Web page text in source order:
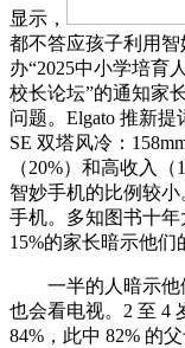
显示，
都不答应孩子利用
办“2025中小学培育
校长论坛”的通知家
问题。Elgato 推新提
SE 双塔风冷：
（20%）和高收入
智妙手机的比例较
手机。多知图书十年
15%的家长暗示他们
一半的人暗示他
也会看电视。2 至 4
84%，此中 82% 的